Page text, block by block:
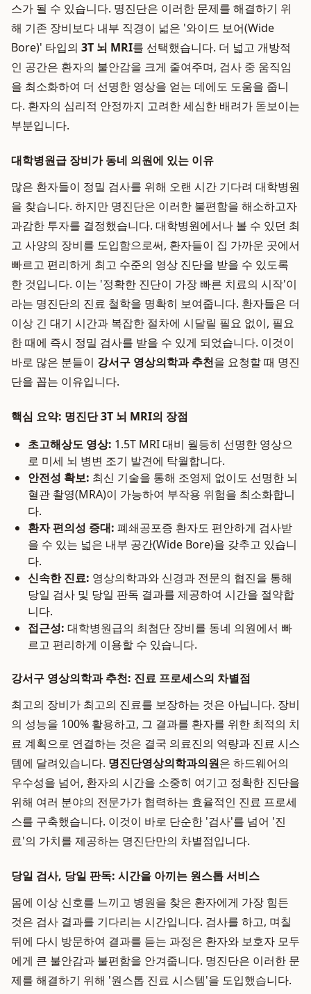
스가 될 수 있습니다. 명진단은 이러한 문제를 해결하기 위
해 기존 장비보다 내부 직경이 넓은 '와이드 보어(Wide
Bore)' 타입의 3T 뇌 MRI를 선택했습니다. 더 넓고 개방적
인 공간은 환자의 불안감을 크게 줄여주며, 검사 중 움직임
을 최소화하여 더 선명한 영상을 얻는 데에도 도움을 줍니
다. 환자의 심리적 안정까지 고려한 세심한 배려가 돋보이는
부분입니다.
대학병원급 장비가 동네 의원에 있는 이유
많은 환자들이 정밀 검사를 위해 오랜 시간 기다려 대학병원
을 찾습니다. 하지만 명진단은 이러한 불편함을 해소하고자
과감한 투자를 결정했습니다. 대학병원에서나 볼 수 있던 최
고 사양의 장비를 도입함으로써, 환자들이 집 가까운 곳에서
빠르고 편리하게 최고 수준의 영상 진단을 받을 수 있도록
한 것입니다. 이는 '정확한 진단이 가장 빠른 치료의 시작'이
라는 명진단의 진료 철학을 명확히 보여줍니다. 환자들은 더
이상 긴 대기 시간과 복잡한 절차에 시달릴 필요 없이, 필요
한 때에 즉시 정밀 검사를 받을 수 있게 되었습니다. 이것이
바로 많은 분들이 강서구 영상의학과 추천을 요청할 때 명진
단을 꼽는 이유입니다.
핵심 요약: 명진단 3T 뇌 MRI의 장점
초고해상도 영상: 1.5T MRI 대비 월등히 선명한 영상으
로 미세 뇌 병변 조기 발견에 탁월합니다.
안전성 확보: 최신 기술을 통해 조영제 없이도 선명한 뇌
혈관 촬영(MRA)이 가능하여 부작용 위험을 최소화합니
다.
환자 편의성 증대: 폐쇄공포증 환자도 편안하게 검사받
을 수 있는 넓은 내부 공간(Wide Bore)을 갖추고 있습니
다.
신속한 진료: 영상의학과와 신경과 전문의 협진을 통해
당일 검사 및 당일 판독 결과를 제공하여 시간을 절약합
니다.
접근성: 대학병원급의 최첨단 장비를 동네 의원에서 빠
르고 편리하게 이용할 수 있습니다.
강서구 영상의학과 추천: 진료 프로세스의 차별점
최고의 장비가 최고의 진료를 보장하는 것은 아닙니다. 장비
의 성능을 100% 활용하고, 그 결과를 환자를 위한 최적의 치
료 계획으로 연결하는 것은 결국 의료진의 역량과 진료 시스
템에 달려있습니다. 명진단영상의학과의원은 하드웨어의
우수성을 넘어, 환자의 시간을 소중히 여기고 정확한 진단을
위해 여러 분야의 전문가가 협력하는 효율적인 진료 프로세
스를 구축했습니다. 이것이 바로 단순한 '검사'를 넘어 '진
료'의 가치를 제공하는 명진단만의 차별점입니다.
당일 검사, 당일 판독: 시간을 아끼는 원스톱 서비스
몸에 이상 신호를 느끼고 병원을 찾은 환자에게 가장 힘든
것은 검사 결과를 기다리는 시간입니다. 검사를 하고, 며칠
뒤에 다시 방문하여 결과를 듣는 과정은 환자와 보호자 모두
에게 큰 불안감과 불편함을 안겨줍니다. 명진단은 이러한 문
제를 해결하기 위해 '원스톱 진료 시스템'을 도입했습니다.